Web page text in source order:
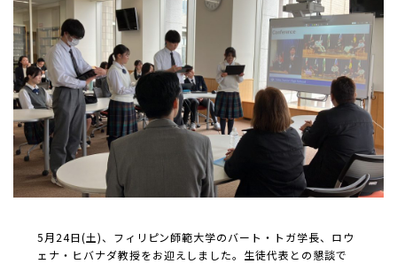
5月24日(土)、フィリピン師範大学のバート・トガ学長、ロウ
ェナ・ヒバナダ教授をお迎えしました。生徒代表との懇談で